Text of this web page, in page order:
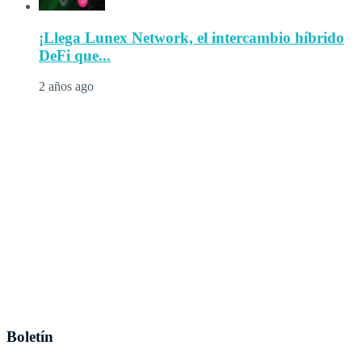
¡Llega Lunex Network, el intercambio híbrido
DeFi que...
2 años ago
Boletín